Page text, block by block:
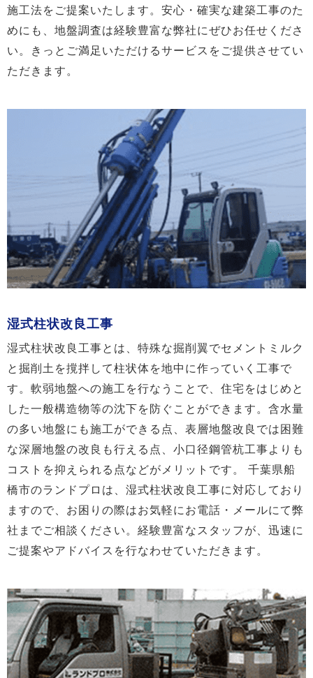
施工法をご提案いたします。安心・確実な建築工事のた
めにも、地盤調査は経験豊富な弊社にぜひお任せくださ
い。きっとご満足いただけるサービスをご提供させてい
ただきます。
湿式柱状改良工事
湿式柱状改良工事とは、特殊な掘削翼でセメントミルク
と掘削土を撹拌して柱状体を地中に作っていく工事で
す。軟弱地盤への施工を行なうことで、住宅をはじめと
した一般構造物等の沈下を防ぐことができます。含水量
の多い地盤にも施工ができる点、表層地盤改良では困難
な深層地盤の改良も行える点、小口径鋼管杭工事よりも
コストを抑えられる点などがメリットです。 千葉県船
橋市のランドプロは、湿式柱状改良工事に対応しており
ますので、お困りの際はお気軽にお電話・メールにて弊
社までご相談ください。経験豊富なスタッフが、迅速に
ご提案やアドバイスを行なわせていただきます。